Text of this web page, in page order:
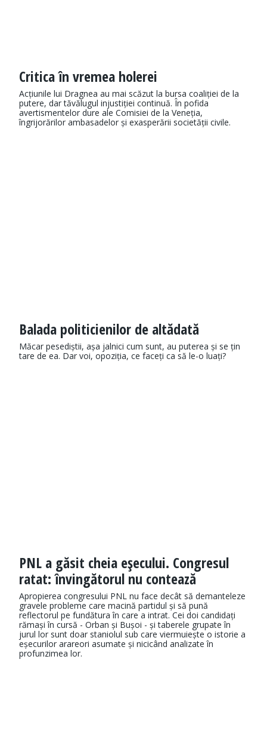
Critica în vremea holerei
Acțiunile lui Dragnea au mai scăzut la bursa coaliției de la
putere, dar tăvălugul injustiției continuă. În pofida
avertismentelor dure ale Comisiei de la Veneția,
îngrijorărilor ambasadelor și exasperării societății civile.
Balada politicienilor de altădată
Măcar pesediștii, așa jalnici cum sunt, au puterea și se țin
tare de ea. Dar voi, opoziția, ce faceți ca să le-o luați?
PNL a găsit cheia eşecului. Congresul
ratat: învingătorul nu contează
Apropierea congresului PNL nu face decât să demanteleze
gravele probleme care macină partidul și să pună
reflectorul pe fundătura în care a intrat. Cei doi candidați
rămași în cursă - Orban și Bușoi - și taberele grupate în
jurul lor sunt doar staniolul sub care viermuiește o istorie a
eșecurilor arareori asumate și nicicând analizate în
profunzimea lor.